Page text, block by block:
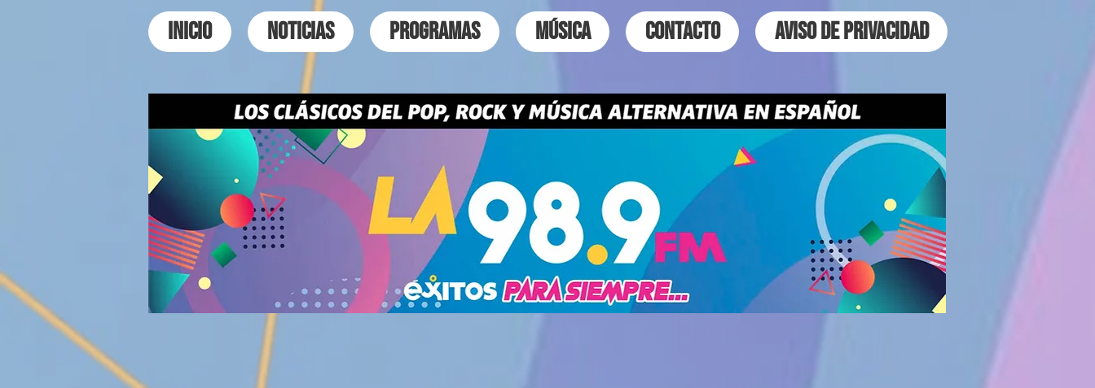
INICIO NOTICIAS PROGRAMAS MÚSICA CONTACTO Aviso de Privacidad